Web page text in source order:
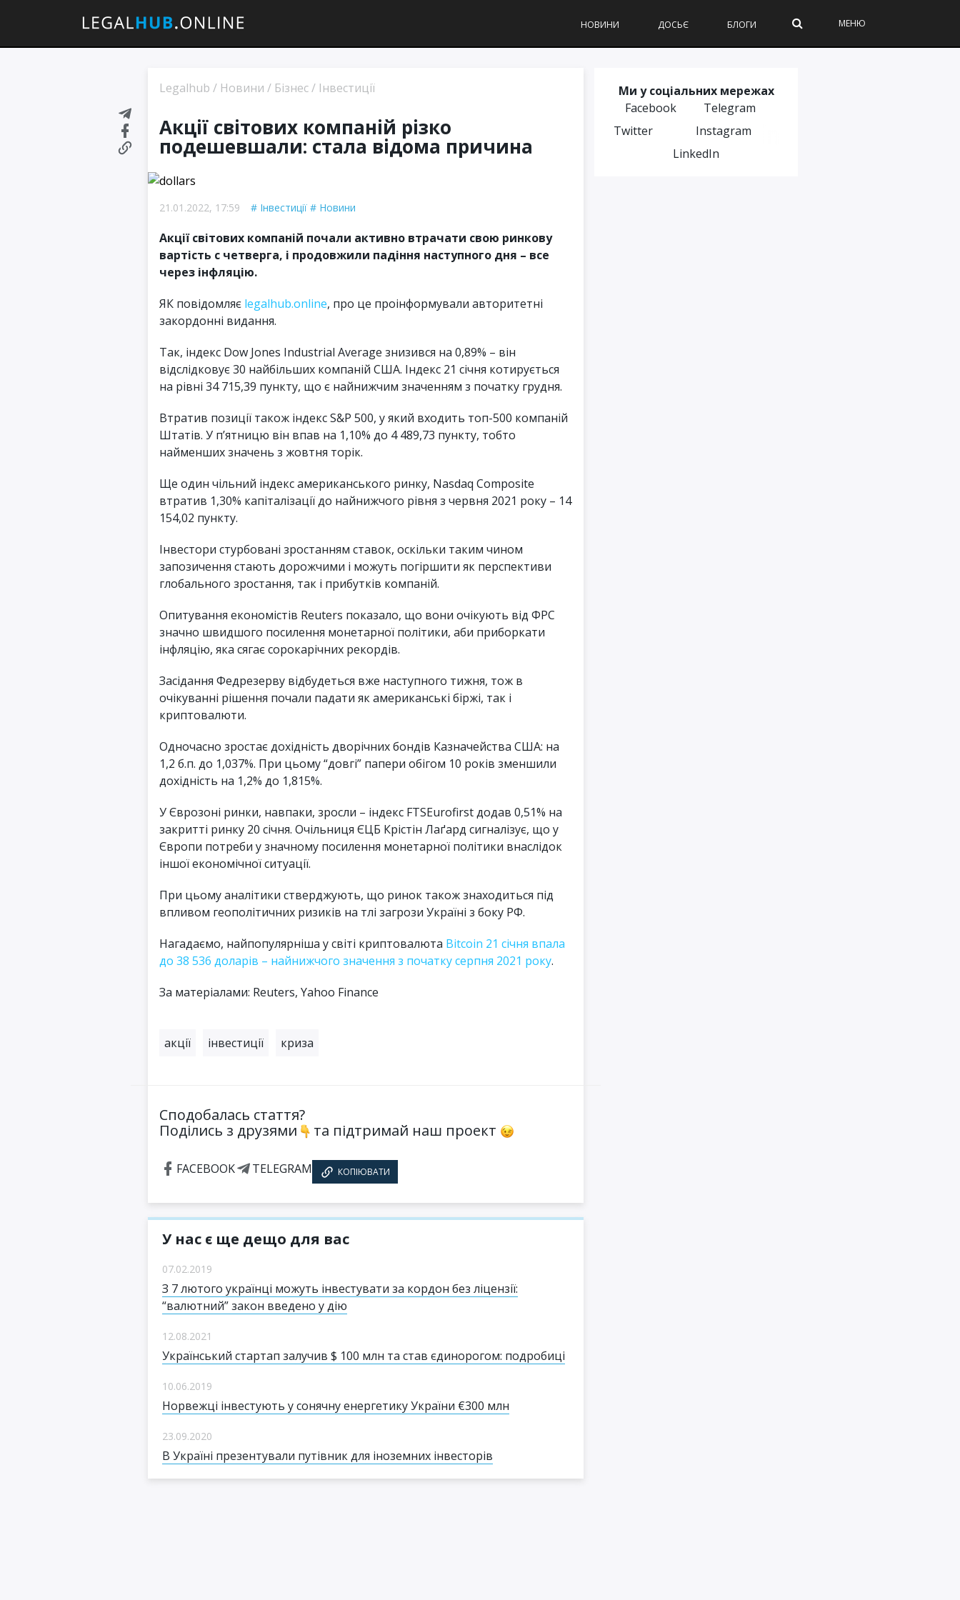
МЕНЮ
НОВИНИ ДОСЬЄ БЛОГИ
Legalhub / Новини / Бізнес/ Інвестиції
21.01.2022, 17:59 Інвестиції Новини
Акції світових компаній різко
подешевшали: стала відома причина
Акції світових компаній почали активно втрачати свою ринкову
вартість с четверга, і продовжили падіння наступного дня – все
через інфляцію.
ЯК повідомляє legalhub.online, про це проінформували авторитетні
закордонні видання.
Так, індекс Dow Jones Industrial Average знизився на 0,89% – він
відслідковує 30 найбільших компаній США. Індекс 21 січня котирується
на рівні 34 715,39 пункту, що є найнижчим значенням з початку грудня.
Втратив позиції також індекс S&P 500, у який входить топ-500 компаній
Штатів. У п’ятницю він впав на 1,10% до 4 489,73 пункту, тобто
найменших значень з жовтня торік.
Ще один чільний індекс американського ринку, Nasdaq Composite
втратив 1,30% капіталізації до найнижчого рівня з червня 2021 року – 14
154,02 пункту.
Інвестори стурбовані зростанням ставок, оскільки таким чином
запозичення стають дорожчими і можуть погіршити як перспективи
глобального зростання, так і прибутків компаній.
Опитування економістів Reuters показало, що вони очікують від ФРС
значно швидшого посилення монетарної політики, аби приборкати
інфляцію, яка сягає сорокарічних рекордів.
Засідання Федрезерву відбудеться вже наступного тижня, тож в
очікуванні рішення почали падати як американські біржі, так і
криптовалюти.
Одночасно зростає дохідність дворічних бондів Казначейства США: на
1,2 б.п. до 1,037%. При цьому “довгі” папери обігом 10 років зменшили
дохідність на 1,2% до 1,815%.
У Єврозоні ринки, навпаки, зросли – індекс FTSEurofirst додав 0,51% на
закритті ринку 20 січня. Очільниця ЄЦБ Крістін Лаґард сигналізує, що у
Європи потреби у значному посилення монетарної політики внаслідок
іншої економічної ситуації.
При цьому аналітики стверджують, що ринок також знаходиться під
впливом геополітичних ризиків на тлі загрози Україні з боку РФ.
Нагадаємо, найпопулярніша у світі криптовалюта Bitcoin 21 січня впала
до 38 536 доларів – найнижчого значення з початку серпня 2021 року.
За матеріалами: Reuters, Yahoo Finance
акції інвестиції криза
Сподобалась стаття?
Поділись з друзями
та підтримай наш проект
FACEBOOK TELEGRAM КОПІЮВАТИ
У нас є ще дещо для вас
07.02.2019
З 7 лютого українці можуть інвестувати за кордон без ліцензії:
“валютний” закон введено у дію
12.08.2021
Український стартап залучив $ 100 млн та став єдинорогом: подробиці
10.06.2019
Норвежці інвестують у сонячну енергетику України €300 млн
23.09.2020
В Україні презентували путівник для іноземних інвесторів
Ми у соціальних мережах
Facebook
Telegram
Twitter
Instagram
LinkedIn